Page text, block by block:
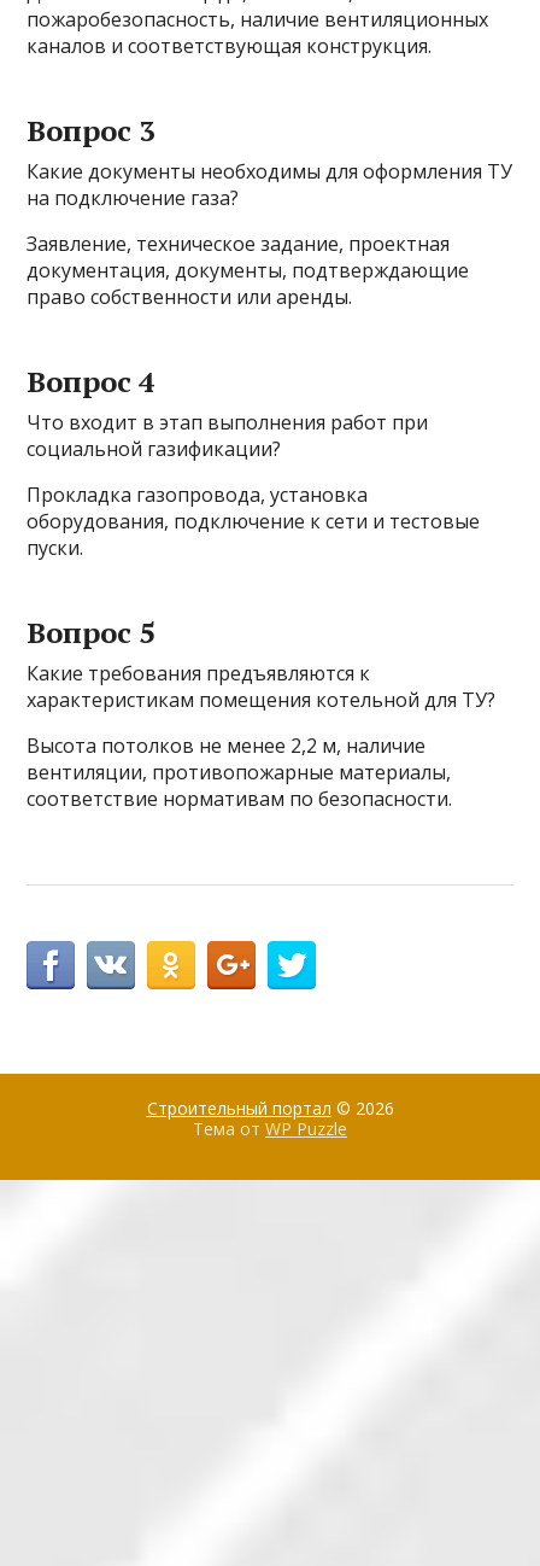
пожаробезопасность, наличие вентиляционных
каналов и соответствующая конструкция.
Вопрос 3
Какие документы необходимы для оформления ТУ
на подключение газа?
Заявление, техническое задание, проектная
документация, документы, подтверждающие
право собственности или аренды.
Вопрос 4
Что входит в этап выполнения работ при
социальной газификации?
Прокладка газопровода, установка
оборудования, подключение к сети и тестовые
пуски.
Вопрос 5
Какие требования предъявляются к
характеристикам помещения котельной для ТУ?
Высота потолков не менее 2,2 м, наличие
вентиляции, противопожарные материалы,
соответствие нормативам по безопасности.
Строительный портал © 2026
Тема от WP Puzzle